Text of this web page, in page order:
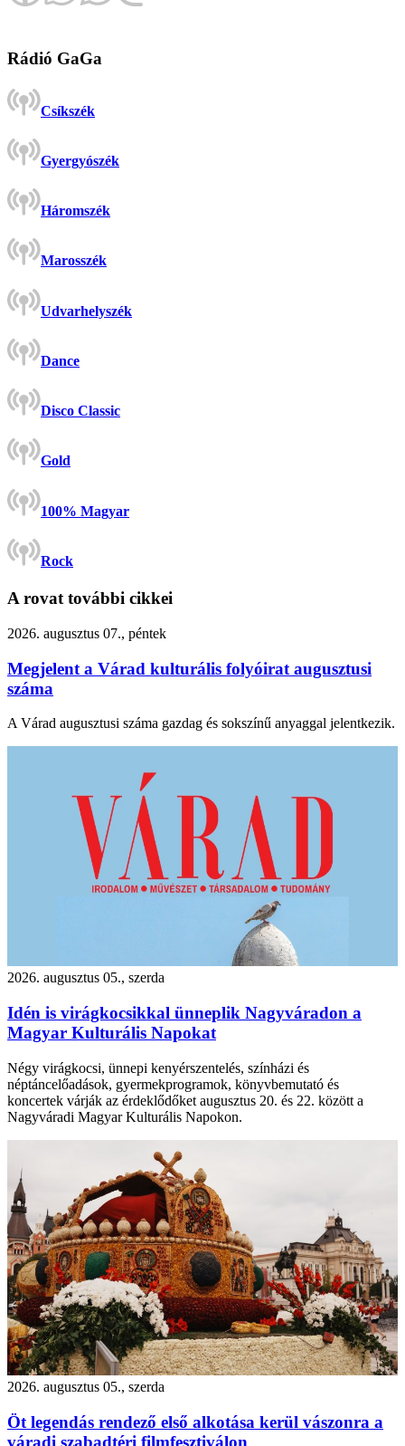
Rádió GaGa
Csíkszék
Gyergyószék
Háromszék
Marosszék
Udvarhelyszék
Dance
Disco Classic
Gold
100% Magyar
Rock
A rovat további cikkei
2026. augusztus 07., péntek
Megjelent a Várad kulturális folyóirat augusztusi
száma
A Várad augusztusi száma gazdag és sokszínű anyaggal jelentkezik.
2026. augusztus 05., szerda
Idén is virágkocsikkal ünneplik Nagyváradon a
Magyar Kulturális Napokat
Négy virágkocsi, ünnepi kenyérszentelés, színházi és
néptáncelőadások, gyermekprogramok, könyvbemutató és
koncertek várják az érdeklődőket augusztus 20. és 22. között a
Nagyváradi Magyar Kulturális Napokon.
2026. augusztus 05., szerda
Öt legendás rendező első alkotása kerül vászonra a
váradi szabadtéri filmfesztiválon